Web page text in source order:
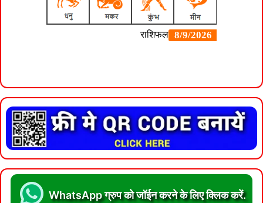
WhatsApp ग्रुप को जॉईन करने के लिए क्लिक करें.